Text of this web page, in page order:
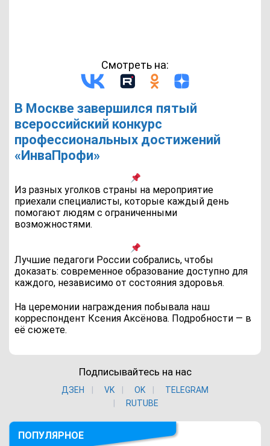
Смотреть на:
В Москве завершился пятый
всероссийский конкурс
профессиональных достижений
«ИнваПрофи»
Из разных уголков страны на мероприятие
приехали специалисты, которые каждый день
помогают людям с ограниченными
возможностями.
Лучшие педагоги России собрались, чтобы
доказать: современное образование доступно для
каждого, независимо от состояния здоровья.
На церемонии награждения побывала наш
корреспондент Ксения Аксёнова. Подробности — в
её сюжете.
Подписывайтесь на нас
ДЗЕН VK ОK
TELEGRAM
RUTUBE
ПОПУЛЯРНОЕ